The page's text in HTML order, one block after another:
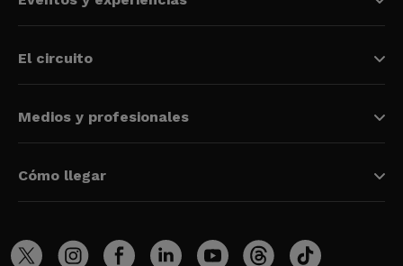
El circuito
Medios y profesionales
Cómo llegar